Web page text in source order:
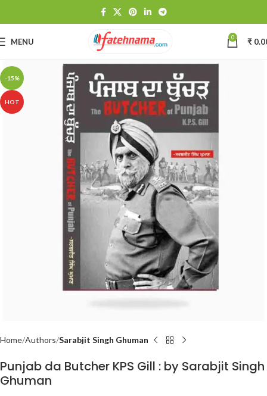
MENU 0 ₹
-15%
HOT
Home Authors Sarabjit Singh Ghuman
Punjab da Butcher KPS Gill : by Sarabjit Singh
Ghuman